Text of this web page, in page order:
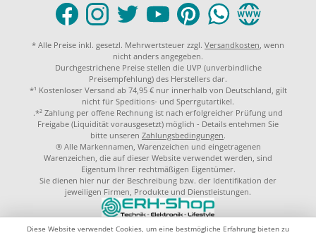
* Alle Preise inkl. gesetzl. Mehrwertsteuer zzgl. Versandkosten, wenn
nicht anders angegeben.
Durchgestrichene Preise stellen die UVP (unverbindliche
Preisempfehlung) des Herstellers dar.
*¹ Kostenloser Versand ab 74,95 € nur innerhalb von Deutschland, gilt
nicht für Speditions- und Sperrgutartikel.
.*² Zahlung per offene Rechnung ist nach erfolgreicher Prüfung und
Freigabe (Liquidität vorausgesetzt) möglich - Details entehmen Sie
bitte unseren Zahlungsbedingungen.
® Alle Markennamen, Warenzeichen und eingetragenen
Warenzeichen, die auf dieser Website verwendet werden, sind
Eigentum Ihrer rechtmäßigen Eigentümer.
Sie dienen hier nur der Beschreibung bzw. der Identifikation der
jeweiligen Firmen, Produkte und Dienstleistungen.
Diese Website verwendet Cookies, um eine bestmögliche Erfahrung bieten zu